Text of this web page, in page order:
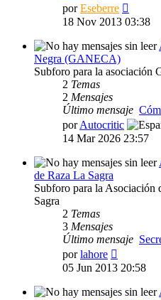
porEseberre
último
18 Nov 2013 03:38
Negra (GANECA)
Subforo para la asociación
2 Temas
2 Mensajes
Último mensaje
porAutocritic
14 Mar 2026 23:57
de Raza La Sagra
Subforo para la Asociación
Sagra
2 Temas
3 Mensajes
Último mensaje
porlahore
último
05 Jun 2013 20:58